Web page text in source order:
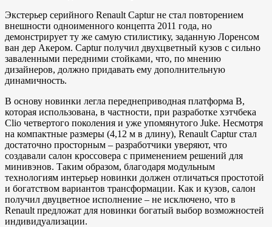
Экстерьер серийного Renault Captur не стал повторением
внешности одноименного концепта 2011 года, но
демонстрирует ту же самую стилистику, заданную Лоренсом
ван дер Акером. Captur получил двухцветный кузов с сильно
заваленными передними стойками, что, по мнению
дизайнеров, должно придавать ему дополнительную
динамичность.
В основу новинки легла переднеприводная платформа В,
которая использована, в частности, при разработке хэтчбека
Clio четвертого поколения и уже упомянутого Juke. Несмотря
на компактные размеры (4,12 м в длину), Renault Captur стал
достаточно просторным – разработчики уверяют, что
создавали салон кроссовера с применением решений для
минивэнов. Таким образом, благодаря модульным
технологиям интерьер новинки должен отличаться простотой
и богатством вариантов трансформации. Как и кузов, салон
получил двуцветное исполнение – не исключено, что в
Renault предложат для новинки богатый выбор возможностей
индивидуализации.